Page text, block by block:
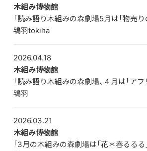
木組み博物館
「読み語り木組みの森劇場5月は「物売り
鴇羽tokiha
2026.04.18
木組み博物館
「読み語り木組みの森劇場、４月は「アフ
鴇羽
2026.03.21
木組み博物館
「3月の木組みの森劇場は「花＊春るるる